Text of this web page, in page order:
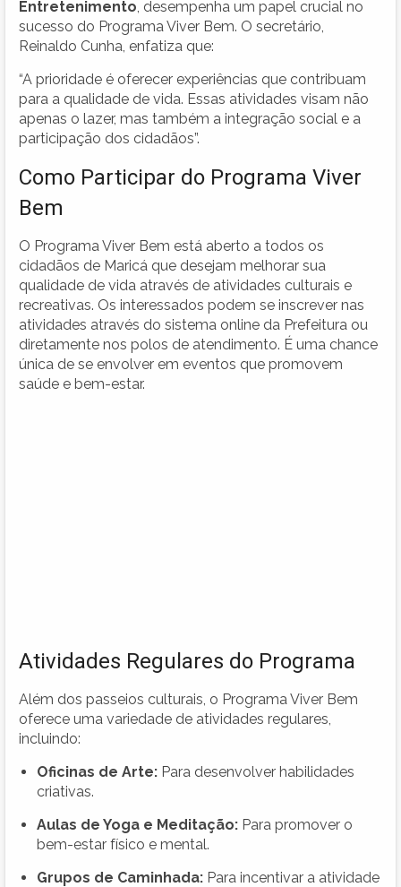
Entretenimento , desempenha um papel crucial no
sucesso do Programa Viver Bem. O secretário,
Reinaldo Cunha, enfatiza que:
“A prioridade é oferecer experiências que contribuam
para a qualidade de vida. Essas atividades visam não
apenas o lazer, mas também a integração social e a
participação dos cidadãos”.
Como Participar do Programa Viver
Bem
O Programa Viver Bem está aberto a todos os
cidadãos de Maricá que desejam melhorar sua
qualidade de vida através de atividades culturais e
recreativas. Os interessados podem se inscrever nas
atividades através do sistema online da Prefeitura ou
diretamente nos polos de atendimento. É uma chance
única de se envolver em eventos que promovem
saúde e bem-estar.
Atividades Regulares do Programa
Além dos passeios culturais, o Programa Viver Bem
oferece uma variedade de atividades regulares,
incluindo:
Oficinas de Arte: Para desenvolver habilidades
criativas.
Aulas de Yoga e Meditação: Para promover o
bem-estar físico e mental.
Grupos de Caminhada: Para incentivar a atividade